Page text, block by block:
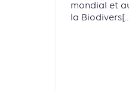
mondial et
la Biodivers[...]